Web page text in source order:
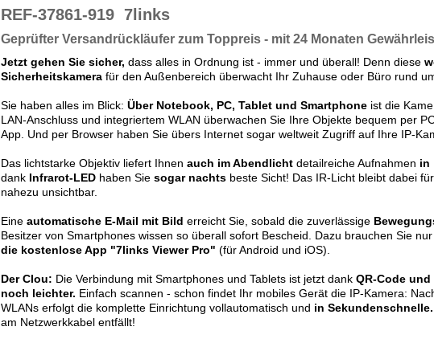
REF-37861-919 7links
Geprüfter Versandrückläufer zum Toppreis - mit 24 Monaten
Jetzt gehen Sie sicher, dass alles in Ordnung ist - immer und überall! Denn diese
Sicherheitskamera für den Außenbereich überwacht Ihr Zuhause oder Büro rund
Sie haben alles im Blick: Über Notebook, PC, Tablet und Smartphone ist die
LAN-Anschluss und integriertem WLAN überwachen Sie Ihre Objekte bequem per
App. Und per Browser haben Sie übers Internet sogar weltweit Zugriff auf Ihre IP-
Das lichtstarke Objektiv liefert Ihnen auch im Abendlicht detailreiche Aufnahmen in
dank Infrarot-LED haben Sie sogar nachts beste Sicht! Das IR-Licht bleibt dabei
nahezu unsichtbar.
Eine automatische E-Mail mit Bild erreicht Sie, sobald die zuverlässige
Besitzer von Smartphones wissen so überall sofort Bescheid. Dazu brauchen Sie
die kostenlose App "7links Viewer Pro" (für Android und iOS).
Der Clou: Die Verbindung mit Smartphones und Tablets ist jetzt dank QR-Code
noch leichter. Einfach scannen - schon findet Ihr mobiles Gerät die IP-Kamera:
WLANs erfolgt die komplette Einrichtung vollautomatisch und in Sekundenschnelle.
am Netzwerkkabel entfällt!